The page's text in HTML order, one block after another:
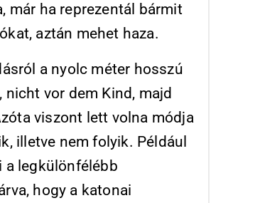
már ha reprezentál bármit
aztán mehet haza.
a nyolc méter hosszú
vor dem Kind, majd
viszont lett volna módja
illetve nem folyik. Például
a legkülönfélébb
hogy a katonai